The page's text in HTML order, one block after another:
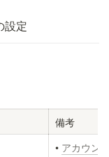
設定
備考
• アカウン